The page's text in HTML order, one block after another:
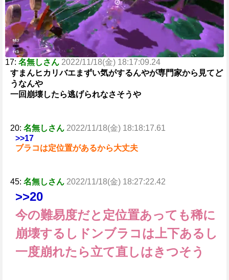
17: 名無しさん 2022/11/18(金) 18:17:09.24
すまんヒカリバエまずい気がするんやが専門家から見てど
うなんや
一回崩壊したら逃げられなさそうや
20: 名無しさん 2022/11/18(金) 18:18:17.61
>>17
ブラコは定位置があるから大丈夫
45: 名無しさん 2022/11/18(金) 18:27:22.42
>>20
今の難易度だと定位置あっても稀に
崩壊するしドンブラコは上下あるし
一度崩れたら立て直しはきつそう